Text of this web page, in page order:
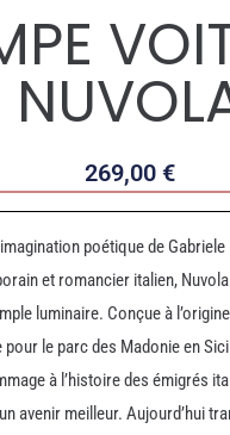
269,00 €
poétique de
et romancier italien,
luminaire. Conçue à
pour le parc des Madonie en
à l’histoire des émigrés
avenir meilleur. Aujourd’hui